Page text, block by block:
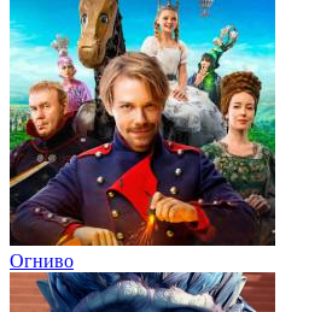
Огниво